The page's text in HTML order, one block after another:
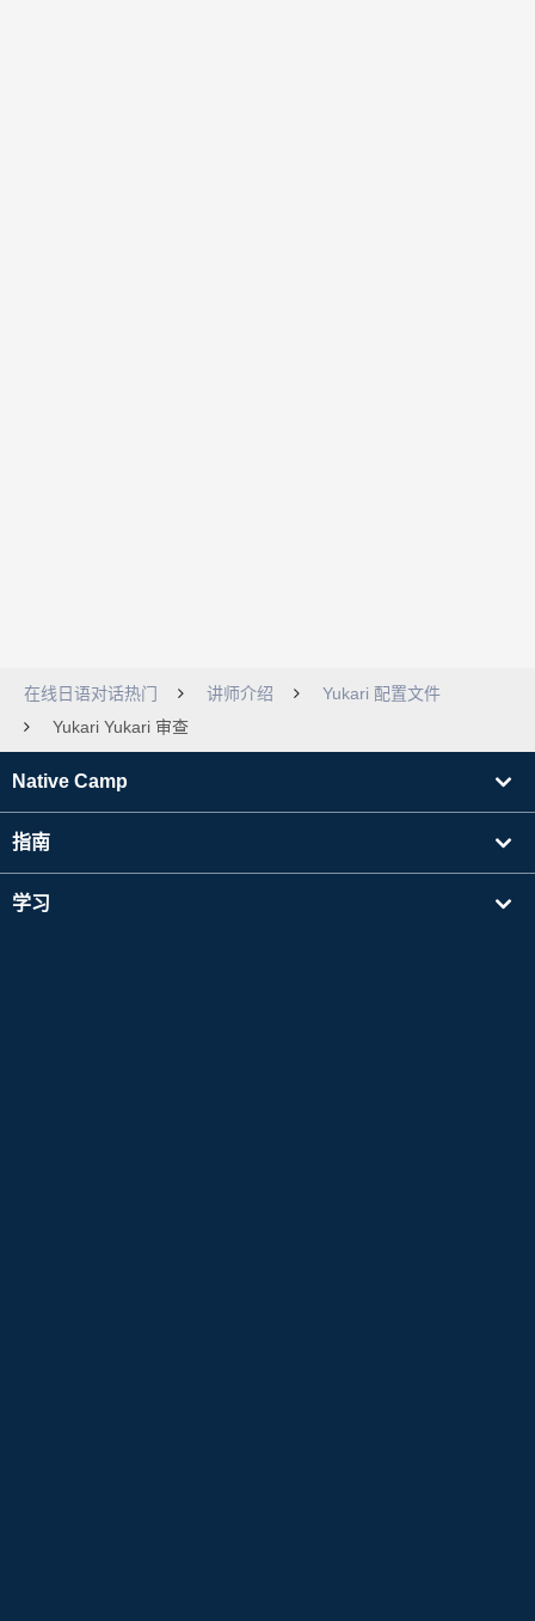
在线日语对话热门 讲师介绍
Yukari 配置文件
Yukari Yukari 审查
Native Camp
指南
学习